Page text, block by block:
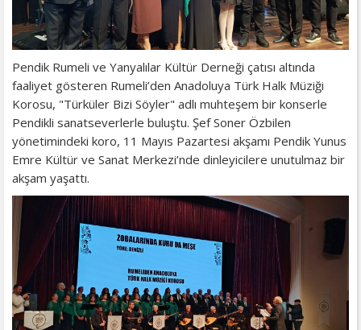
Pendik Rumeli ve Yanyalılar Kültür Derneği çatısı altında
faaliyet gösteren Rumeli’den Anadoluya Türk Halk Müziği
Korosu, "Türküler Bizi Söyler" adlı muhteşem bir konserle
Pendikli sanatseverlerle buluştu. Şef Soner Özbilen
yönetimindeki koro, 11 Mayıs Pazartesi akşamı Pendik Yunus
Emre Kültür ve Sanat Merkezi’nde dinleyicilere unutulmaz bir
akşam yaşattı.